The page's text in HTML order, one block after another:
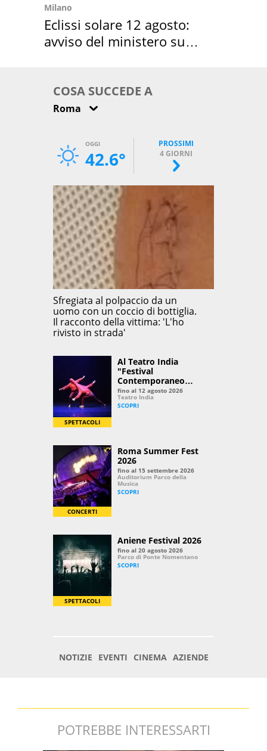
Milano
Eclissi solare 12 agosto:
avviso del ministero su
POTREBBE INTERESSARTI